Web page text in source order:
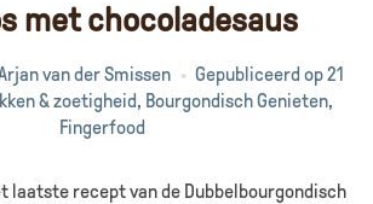
met chocoladesaus
van der Smissen Gepubliceerd op21
& zoetigheid, Bourgondisch Genieten,
Fingerfood
laatste recept van de Dubbelbourgondisch